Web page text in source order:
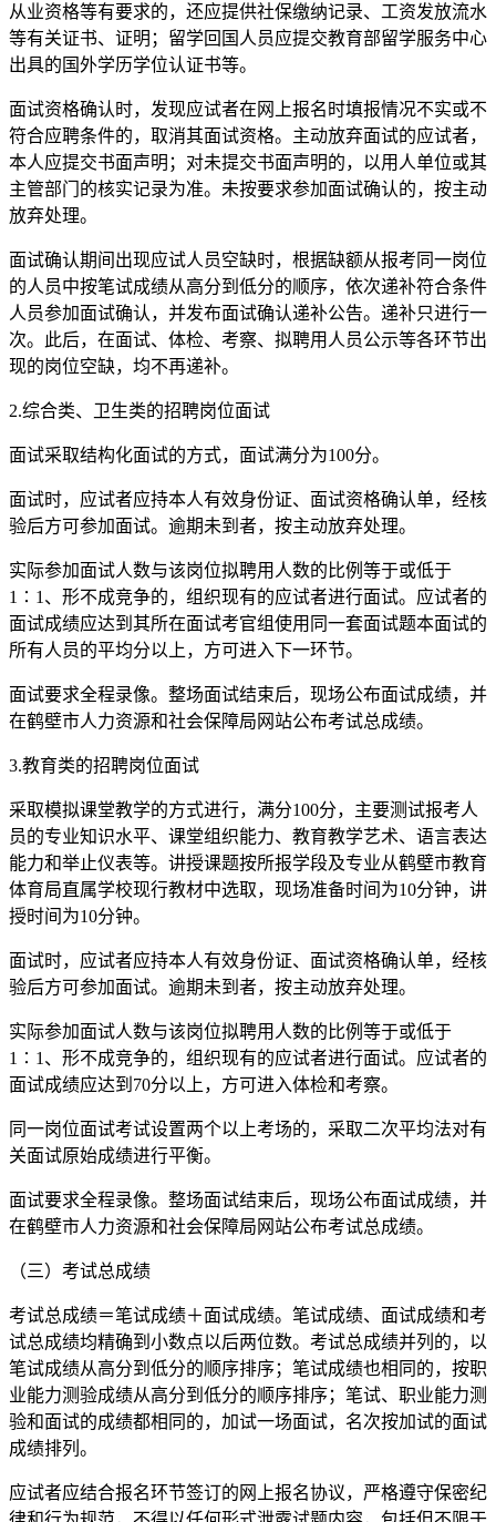
从业资格等有要求的，还应提供社保缴纳记录、工资发放流水
等有关证书、证明；留学回国人员应提交教育部留学服务中心
出具的国外学历学位认证书等。
面试资格确认时，发现应试者在网上报名时填报情况不实或不
符合应聘条件的，取消其面试资格。主动放弃面试的应试者，
本人应提交书面声明；对未提交书面声明的，以用人单位或其
主管部门的核实记录为准。未按要求参加面试确认的，按主动
放弃处理。
面试确认期间出现应试人员空缺时，根据缺额从报考同一岗位
的人员中按笔试成绩从高分到低分的顺序，依次递补符合条件
人员参加面试确认，并发布面试确认递补公告。递补只进行一
次。此后，在面试、体检、考察、拟聘用人员公示等各环节出
现的岗位空缺，均不再递补。
2.综合类、卫生类的招聘岗位面试
面试采取结构化面试的方式，面试满分为100分。
面试时，应试者应持本人有效身份证、面试资格确认单，经核
验后方可参加面试。逾期未到者，按主动放弃处理。
实际参加面试人数与该岗位拟聘用人数的比例等于或低于
1∶1、形不成竞争的，组织现有的应试者进行面试。应试者的
面试成绩应达到其所在面试考官组使用同一套面试题本面试的
所有人员的平均分以上，方可进入下一环节。
面试要求全程录像。整场面试结束后，现场公布面试成绩，并
在鹤壁市人力资源和社会保障局网站公布考试总成绩。
3.教育类的招聘岗位面试
采取模拟课堂教学的方式进行，满分100分，主要测试报考人
员的专业知识水平、课堂组织能力、教育教学艺术、语言表达
能力和举止仪表等。讲授课题按所报学段及专业从鹤壁市教育
体育局直属学校现行教材中选取，现场准备时间为10分钟，讲
授时间为10分钟。
面试时，应试者应持本人有效身份证、面试资格确认单，经核
验后方可参加面试。逾期未到者，按主动放弃处理。
实际参加面试人数与该岗位拟聘用人数的比例等于或低于
1∶1、形不成竞争的，组织现有的应试者进行面试。应试者的
面试成绩应达到70分以上，方可进入体检和考察。
同一岗位面试考试设置两个以上考场的，采取二次平均法对有
关面试原始成绩进行平衡。
面试要求全程录像。整场面试结束后，现场公布面试成绩，并
在鹤壁市人力资源和社会保障局网站公布考试总成绩。
（三）考试总成绩
考试总成绩＝笔试成绩＋面试成绩。笔试成绩、面试成绩和考
试总成绩均精确到小数点以后两位数。考试总成绩并列的，以
笔试成绩从高分到低分的顺序排序；笔试成绩也相同的，按职
业能力测验成绩从高分到低分的顺序排序；笔试、职业能力测
验和面试的成绩都相同的，加试一场面试，名次按加试的面试
成绩排列。
应试者应结合报名环节签订的网上报名协议，严格遵守保密纪